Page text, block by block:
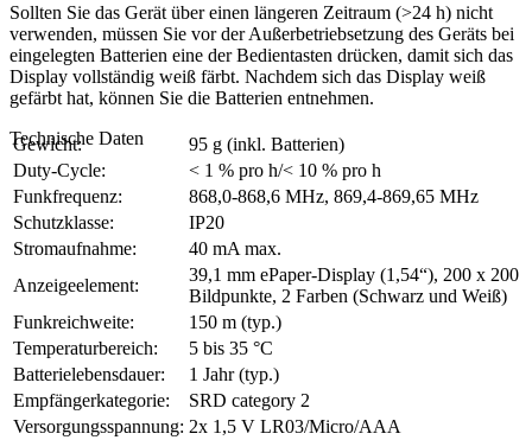
Sollten Sie das Gerät über einen längeren Zeitraum (>24 h) nicht
verwenden, müssen Sie vor der Außerbetriebsetzung des Geräts bei
eingelegten Batterien eine der Bedientasten drücken, damit sich das
Display vollständig weiß färbt. Nachdem sich das Display weiß
gefärbt hat, können Sie die Batterien entnehmen.
Technische Daten
Gewicht:
95 g (inkl. Batterien)
Duty-Cycle:
< 1 % pro h/< 10 % pro h
Funkfrequenz:
868,0-868,6 MHz, 869,4-869,65 MHz
Schutzklasse:
IP20
Stromaufnahme:
40 mA max.
Anzeigeelement:
39,1 mm ePaper-Display (1,54“), 200 x 200
Bildpunkte, 2 Farben (Schwarz und Weiß)
Funkreichweite:
150 m (typ.)
Temperaturbereich:
5 bis 35 °C
Batterielebensdauer:
1 Jahr (typ.)
Empfängerkategorie:
SRD category 2
Versorgungsspannung: 2x 1,5 V LR03/Micro/AAA